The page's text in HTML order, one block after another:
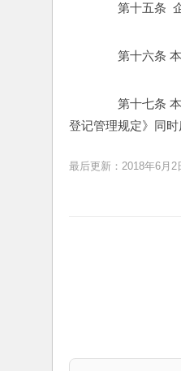
第十五条  企
第十六条 本
第十七条 本
登记管理规定》同时
最后更新：2018年6月2